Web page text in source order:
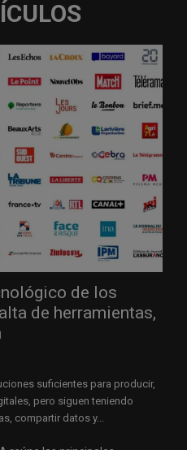
de los
de herramientas,
suficientes para producir,
pero siguen teniendo
compartir datos y...